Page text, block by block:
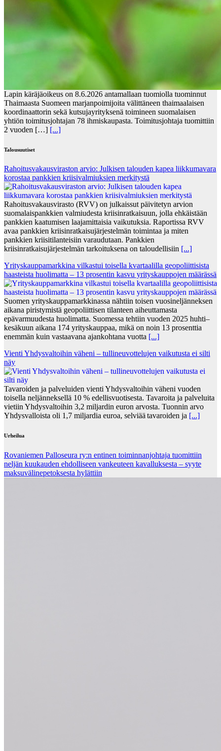
Lapin käräjäoikeus on 8.6.2026 antamallaan tuomiolla tuominnut
Thaimaasta Suomeen marjanpoimijoita välittäneen thaimaalaisen
koordinaattorin sekä kutsujayrityksenä toimineen suomalaisen
yhtiön toimitusjohtajan 78 ihmiskaupasta. Toimitusjohtaja tuomittiin
2 vuoden […] [...]
Talousuutiset
Rahoitusvakausviraston arvio: Julkisen talouden kapea liikkumavara
korostaa pankkien kriisivalmiuksien merkitystä
Rahoitusvakausvirasto (RVV) on julkaissut päivitetyn arvion
suomalaispankkien valmiudesta kriisinratkaisuun, jolla ehkäistään
pankkien kaatumisen laajamittaisia vaikutuksia. Raportissa RVV
avaa pankkien kriisinratkaisujärjestelmän toimintaa ja miten
pankkien kriisitilanteisiin varaudutaan. Pankkien
kriisinratkaisujärjestelmän tarkoituksena on taloudellisiin [...]
Yrityskauppamarkkina vilkastui toisella kvartaalilla geopoliittisista
haasteista huolimatta – 13 prosentin kasvu yrityskauppojen määrässä
Suomen yrityskauppamarkkinassa nähtiin toisen vuosineljänneksen
aikana piristymistä geopoliittisen tilanteen aiheuttamasta
epävarmuudesta huolimatta. Suomessa tehtiin vuoden 2025 huhti–
kesäkuun aikana 174 yrityskauppaa, mikä on noin 13 prosenttia
enemmän kuin vastaavana ajankohtana vuotta [...]
Vienti Yhdysvaltoihin väheni – tullineuvottelujen vaikutusta ei silti
näy
Tavaroiden ja palveluiden vienti Yhdysvaltoihin väheni vuoden
toisella neljänneksellä 10 % edellisvuotisesta. Tavaroita ja palveluita
vietiin Yhdysvaltoihin 3,2 miljardin euron arvosta. Tuonnin arvo
Yhdysvalloista oli 1,7 miljardia euroa, selviää tavaroiden ja [...]
Urheilua
Rovaniemen Palloseura ry:n entinen toiminnanjohtaja tuo­mit­tiin
neljän kuu­kau­den eh­dol­li­seen van­keu­teen ka­val­luk­ses­ta – syyte
mak­su­vä­li­ne­pe­tok­ses­ta hy­lät­tiin